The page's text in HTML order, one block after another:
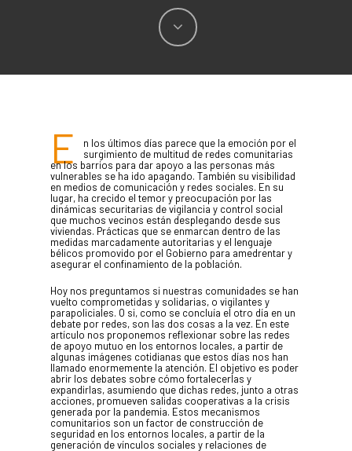
E
n los últimos días parece que la emoción por el
surgimiento de multitud de redes comunitarias
en los barrios para dar apoyo a las personas más
vulnerables se ha ido apagando. También su visibilidad
en medios de comunicación y redes sociales. En su
lugar, ha crecido el temor y preocupación por las
dinámicas securitarias de vigilancia y control social
que muchos vecinos están desplegando desde sus
viviendas. Prácticas que se enmarcan dentro de las
medidas marcadamente autoritarias y el lenguaje
bélicos promovido por el Gobierno para amedrentar y
asegurar el confinamiento de la población.
Hoy nos preguntamos si nuestras comunidades se han
vuelto comprometidas y solidarias, o vigilantes y
parapoliciales. O si, como se concluía el otro día en un
debate por redes, son las dos cosas a la vez. En este
artículo nos proponemos reflexionar sobre las redes
de apoyo mutuo en los entornos locales, a partir de
algunas imágenes cotidianas que estos días nos han
llamado enormemente la atención. El objetivo es poder
abrir los debates sobre cómo fortalecerlas y
expandirlas, asumiendo que dichas redes, junto a otras
acciones, promueven salidas cooperativas a la crisis
generada por la pandemia. Estos mecanismos
comunitarios son un factor de construcción de
seguridad en los entornos locales, a partir de la
generación de vínculos sociales y relaciones de